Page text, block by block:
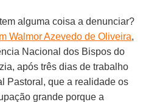
alguma coisa a denunciar?
Walmor Azevedo de Oliveira,
Nacional dos Bispos do
após três dias de trabalho
Pastoral, que a realidade os
grande porque a